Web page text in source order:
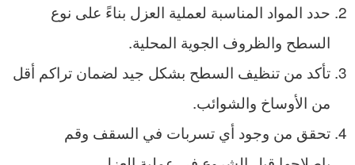
حدد المواد المناسبة لعملية العزل بناءً على نوع
السطح والظروف الجوية المحلية.
تأكد من تنظيف السطح بشكل جيد لضمان تراكم أقل
من الأوساخ والشوائب.
تحقق من وجود أي تسربات في السقف وقم